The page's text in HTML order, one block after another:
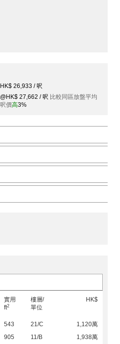
HK$ 26,933 / 呎
@HK$ 27,662 / 呎 比較同區放盤平均
呎價高3%
實用
ft2
樓層/
單位
HK$
543 21/C
1,120萬
905 11/B
1,938萬